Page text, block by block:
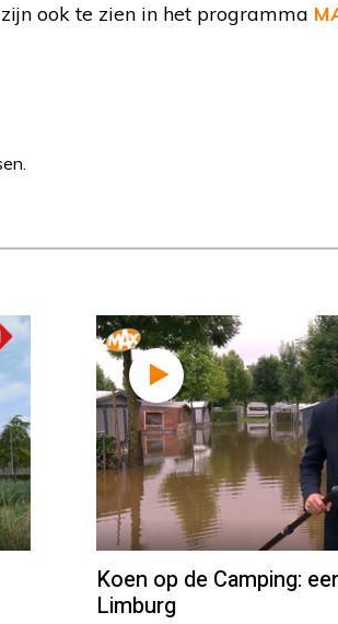
ook te zien in het programma
Koen op de Camping:
Limburg